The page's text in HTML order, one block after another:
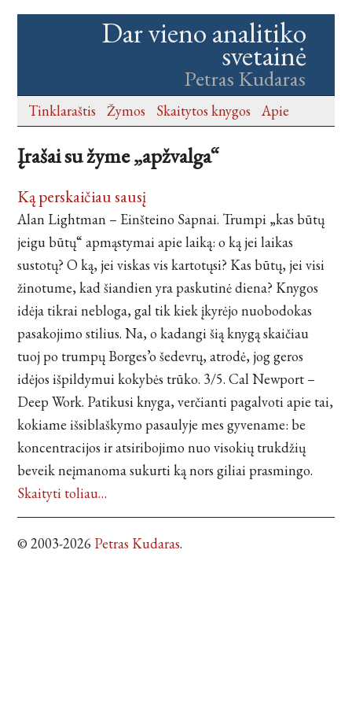
Dar vieno analitiko
svetainė
Petras Kudaras
Tinklaraštis Žymos Skaitytos knygos Apie
Įrašai su žyme „apžvalga“
Ką perskaičiau sausį
Alan Lightman – Einšteino Sapnai. Trumpi „kas būtų
jeigu būtų“ apmąstymai apie laiką: o ką jei laikas
sustotų? O ką, jei viskas vis kartotųsi? Kas būtų, jei visi
žinotume, kad šiandien yra paskutinė diena? Knygos
idėja tikrai nebloga, gal tik kiek įkyrėjo nuobodokas
pasakojimo stilius. Na, o kadangi šią knygą skaičiau
tuoj po trumpų Borges’o šedevrų, atrodė, jog geros
idėjos išpildymui kokybės trūko. 3/5. Cal Newport –
Deep Work. Patikusi knyga, verčianti pagalvoti apie tai,
kokiame išsiblaškymo pasaulyje mes gyvename: be
koncentracijos ir atsiribojimo nuo visokių trukdžių
beveik neįmanoma sukurti ką nors giliai prasmingo.
Skaityti toliau…
© 2003-2026 Petras Kudaras.